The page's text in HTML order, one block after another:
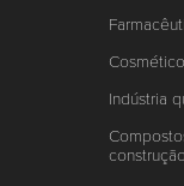
Indústria